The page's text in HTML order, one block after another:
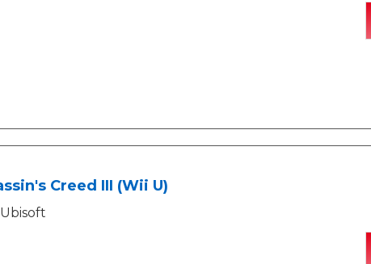
Creed III (Wii U)
Ubisoft